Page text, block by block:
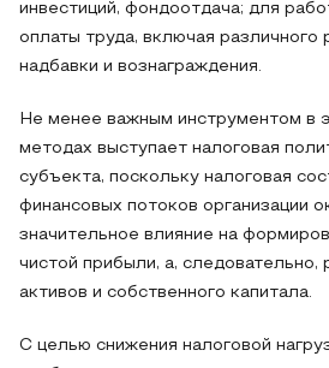
инвестиций, фондоотдача; для
оплаты труда, включая
надбавки и вознаграждения.
Не менее важным инструментом в
методах выступает налоговая
субъекта, поскольку налоговая
финансовых потоков организации
значительное влияние на
чистой прибыли, а, следовательно,
активов и собственного капитала.
С целью снижения налоговой